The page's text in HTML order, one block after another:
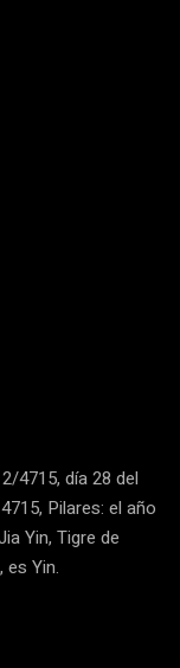
4715, día 28 del
Pilares: el año
Yin, Tigre de
es Yin.